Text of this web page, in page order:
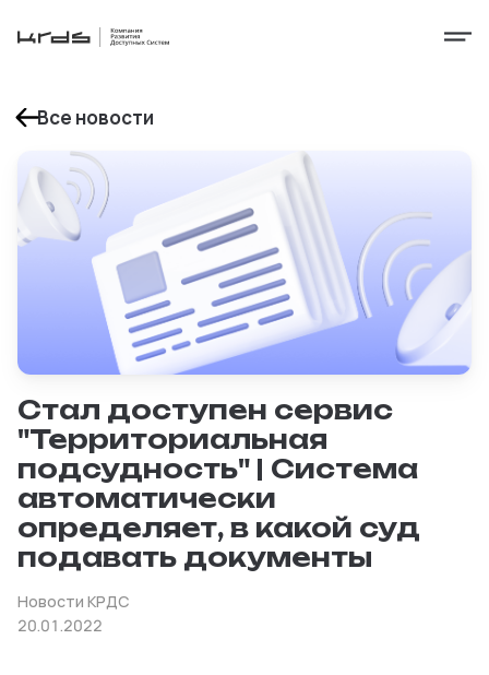
Все новости
Стал доступен сервис
"Территориальная
подсудность" | Система
автоматически
определяет, в какой суд
подавать документы
Новости КРДС
20.01.2022